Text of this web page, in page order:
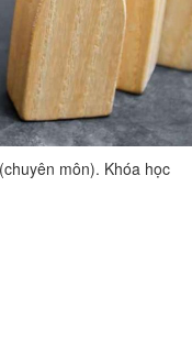
môn). Khóa học